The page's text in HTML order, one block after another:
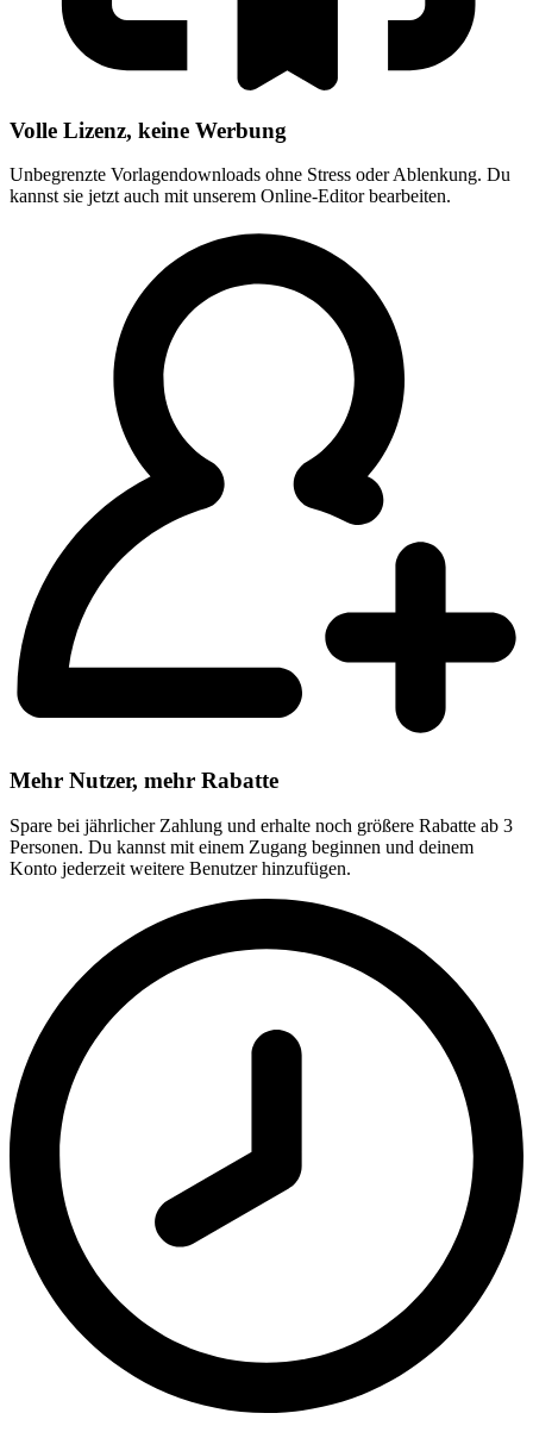
Volle Lizenz, keine Werbung
Unbegrenzte Vorlagendownloads ohne Stress oder Ablenkung. Du
kannst sie jetzt auch mit unserem Online-Editor bearbeiten.
Mehr Nutzer, mehr Rabatte
Spare bei jährlicher Zahlung und erhalte noch größere Rabatte ab 3
Personen. Du kannst mit einem Zugang beginnen und deinem
Konto jederzeit weitere Benutzer hinzufügen.